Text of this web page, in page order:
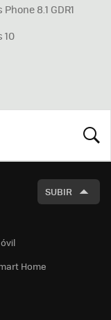
8.1 GDR1
10
SUBIR
Home